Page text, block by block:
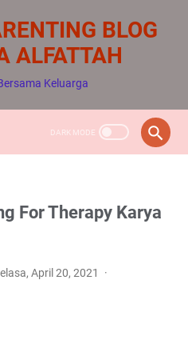
BLOG
ALFATTAH
Keluarga
For Therapy Karya
April 20, 2021